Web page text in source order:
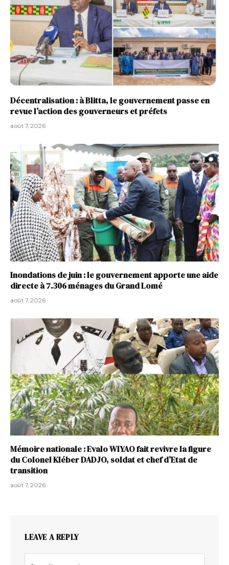
Décentralisation : à Blitta, le gouvernement passe en
revue l’action des gouverneurs et préfets
août 7, 2026
Inondations de juin : le gouvernement apporte une aide
directe à 7.306 ménages du Grand Lomé
août 7, 2026
Mémoire nationale : Evalo WIYAO fait revivre la figure
du Colonel Kléber DADJO, soldat et chef d’Etat de
transition
août 7, 2026
LEAVE A REPLY